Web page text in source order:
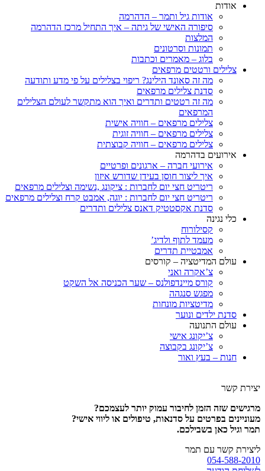
אודות
אודות גיל ותמר – הדהרמה
סיפורה האישי של גיתה – איך התחיל מרכז הדהרמה
המלצות
תמונות וסרטונים
בלוג – מאמרים וכתבות
צלילים ורטטים מרפאים
מה זה סאונד הילינג? ריפוי בצלילים על פי מדע ותודעה
סדנת צלילים מרפאים
מה זה רטטים ותדרים ואיך הוא מתקשר לעולם הצלילים
המרפאים
צלילים מרפאים – חוויה אישית
צלילים מרפאים – חוויה זוגית
צלילים מרפאים – חוויה קבוצתית
אירועים בדהרמה
אירועי חברה – ארגונים ופרטיים
איך ליצור חוסן בעידן שדורש איזון
ריטריט חצי יום לחברות : ציקונג ,נשימה וצלילים מרפאים
ריטריט חצי יום לחברות : יוגה, אמבט קרח וצלילים מרפאים
סדנת אקסטטיק דאנס צלילים ותדרים
כלי נגינה
קסילורוח
מעמד לתוף ולדיג’
אמבטיית תדרים
עולם המדיטציה – קורסים
צ’אקרה ואני
קורס מיינדפולנס – שער הכניסה אל השקט
מפגש סנגהה
מדיטציות מונחות
סדנת ילדים ונוער
עולם התנועה
צ’יקונג אישי
צ’יקונג בקבוצה
חנות – בעץ ואור
יצירת קשר
מרגישים שזה הזמן לחיבור עמוק יותר לעצמכם?
מעוניינים בפרטים על סדנאות, טיפולים או ליווי אישי?
תמר וגיל כאן בשבילכם.
ליצירת קשר עם תמר
054-588-2010